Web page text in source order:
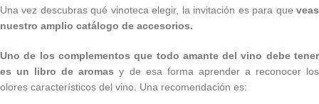
Una vez descubras qué vinoteca elegir, la invitación es para que veas
nuestro amplio catálogo de accesorios.
Uno de los complementos que todo amante del vino debe tener
es un libro de aromas y de esa forma aprender a reconocer los
olores característicos del vino. Una recomendación es: